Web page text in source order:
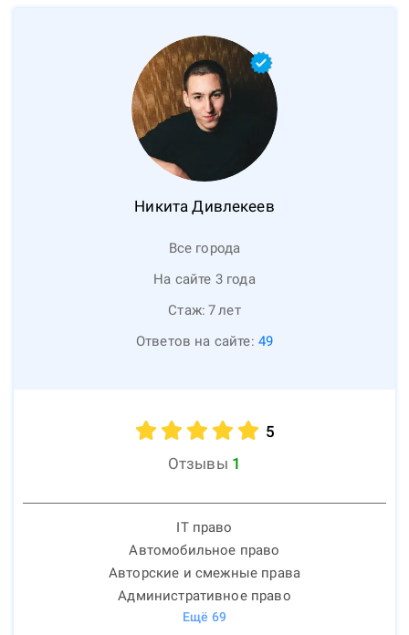
Никита Дивлекеев
Все города
На сайте 3 года
Стаж: 7лет
Ответов на сайте: 49
5
Отзывы 1
IT право
Автомобильное право
Авторские и смежные права
Административное право
Ещё 69